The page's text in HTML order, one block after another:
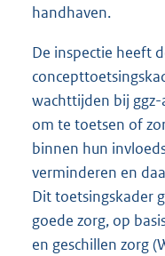
handhaven.
De inspectie heeft
wachttijden bij
om te toetsen of
binnen hun
verminderen en
Dit toetsingskader
goede zorg, op
en geschillen zorg